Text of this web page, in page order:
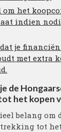
om het
indien
je
met extra
de
het kopen
belang om
tot